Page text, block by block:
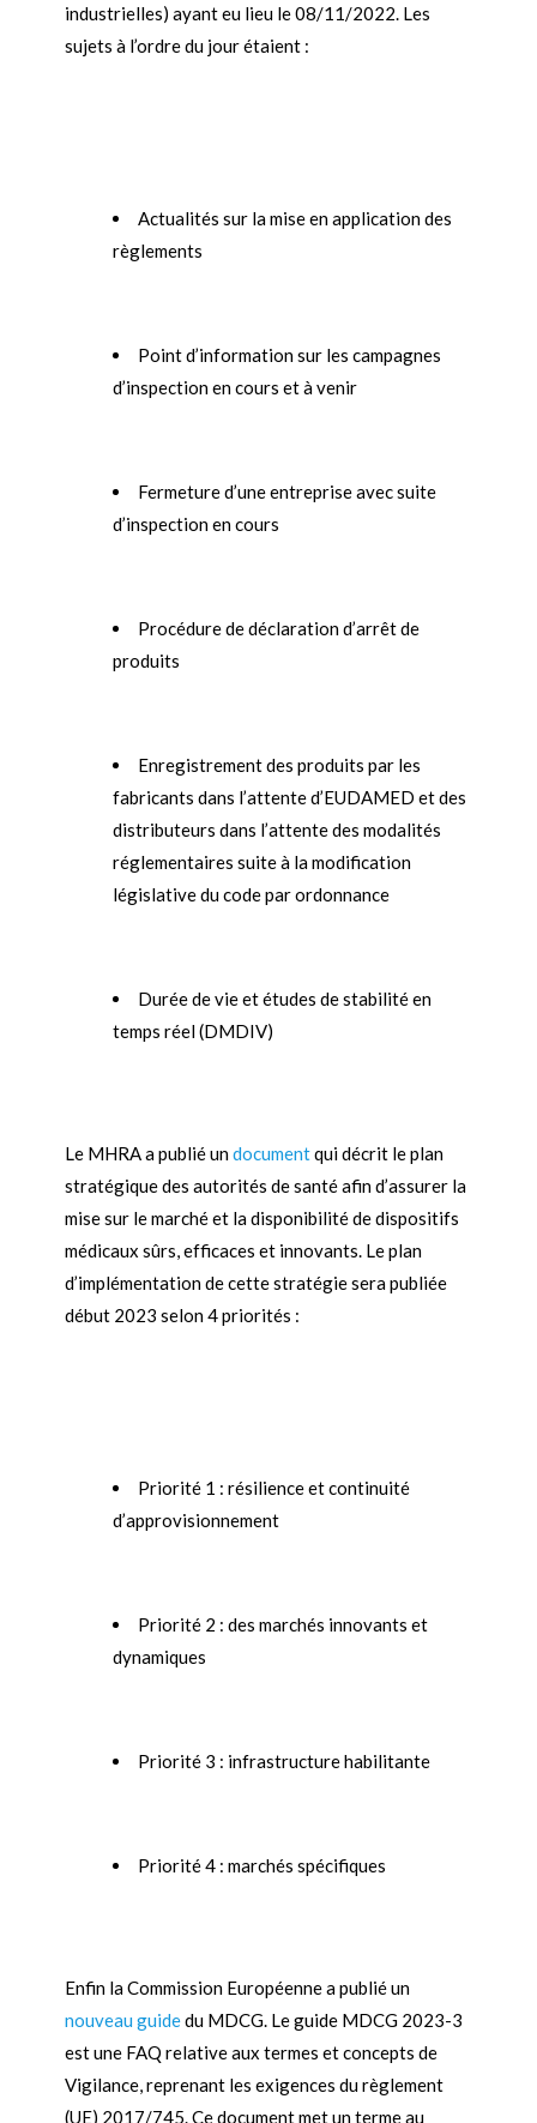
industrielles) ayant eu lieu le 08/11/2022. Les
sujets à l’ordre du jour étaient :
Actualités sur la mise en application des
règlements
Point d’information sur les campagnes
d’inspection en cours et à venir
Fermeture d’une entreprise avec suite
d’inspection en cours
Procédure de déclaration d’arrêt de
produits
Enregistrement des produits par les
fabricants dans l’attente d’EUDAMED et des
distributeurs dans l’attente des modalités
réglementaires suite à la modification
législative du code par ordonnance
Durée de vie et études de stabilité en
temps réel (DMDIV)
Le MHRA a publié undocumentqui décrit le plan
stratégique des autorités de santé afin d’assurer la
mise sur le marché et la disponibilité de dispositifs
médicaux sûrs, efficaces et innovants. Le plan
d’implémentation de cette stratégie sera publiée
début 2023 selon 4 priorités :
Priorité 1 : résilience et continuité
d’approvisionnement
Priorité 2 : des marchés innovants et
dynamiques
Priorité 3 : infrastructure habilitante
Priorité 4 : marchés spécifiques
Enfin la Commission Européenne a publié un
nouveau guidedu MDCG. Le guide MDCG 2023-3
est une FAQ relative aux termes et concepts de
Vigilance, reprenant les exigences du règlement
(UE) 2017/745. Ce document met un terme au